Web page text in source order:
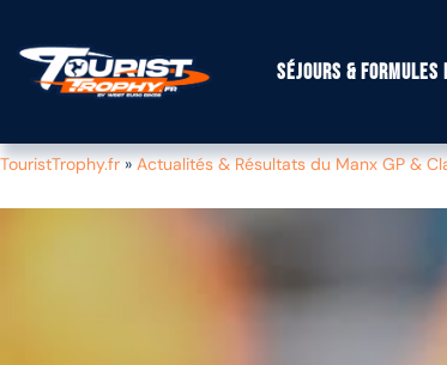
Séjours & formules
TouristTrophy.fr»Actualités & Résultats du Manx GP &